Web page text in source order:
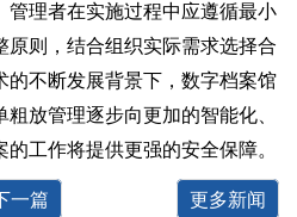
管理者在实施过程中应遵循最小
原则，结合组织实际需求选择合
的不断发展背景下，数字档案馆
放管理逐步向更加的智能化、
工作将提供更强的安全保障。
一篇 更多新闻